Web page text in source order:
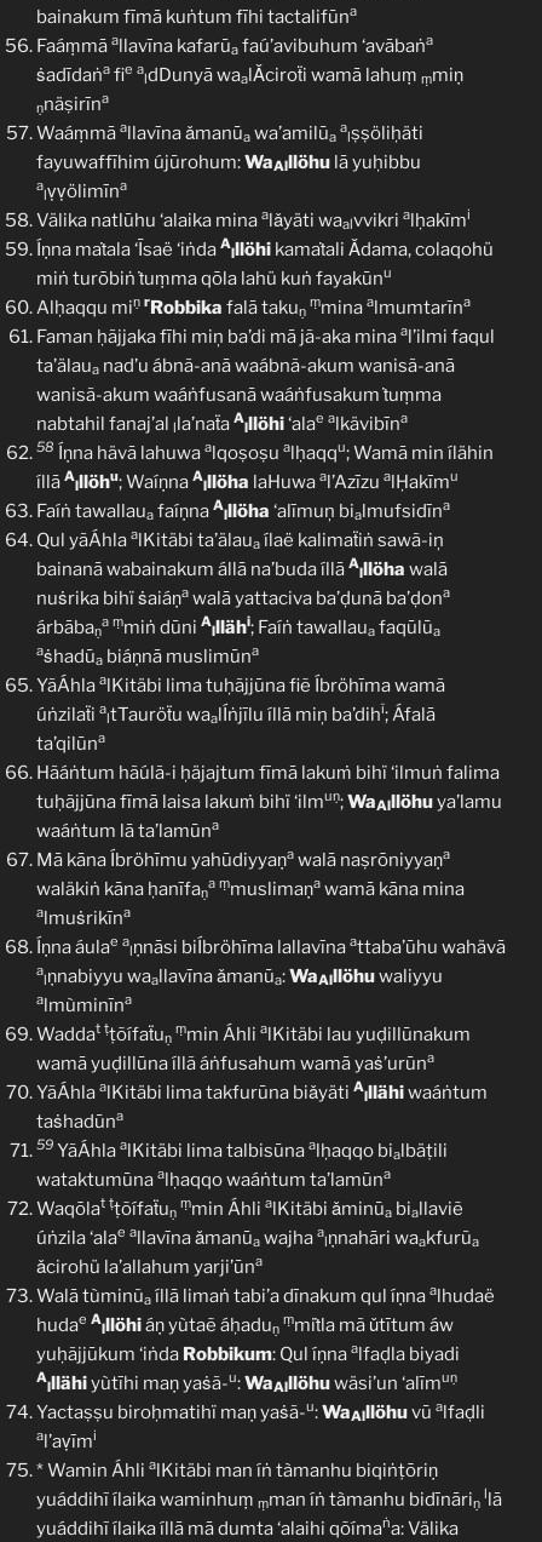
bainakum fīmā kuṅtum fīhi tactalifūna
Faáṃmā allavīna kafarūa faú’avibuhum ‘avābaṅa
ṡadīdaṅa fie a
ldDunyā waalǍciroẗi wamā lahuṃ ṃmiṇ
ṇnäṣirīna
Waáṃmā allavīna ǎmanūa wa’amilūa
a
lṣṣöliḥäti
fayuwaffīhim újūrohum:WaAlllöhu lā yuḥibbu
a
lṿṿölimīna
Välika natlūhu ‘alaika mina alǎyäti waalvvikri alḥakīmi
Íṇna maṫala ‘Īsaë ‘iṅda A
lllöhi kamaṫali Ǎdama, colaqohü
miṅ turōbiṅ ṫuṃma qōla lahü kuṅ fayakūnu
Alḥaqqu miṇ rRobbika falā takuṇ
ṃmina almumtarīna
Faman ḥãjjaka fīhi miņ ba’di mā jã-aka mina al’ilmi faqul
ta’älaua nad’u ábnã-anā waábnã-akum wanisã-anā
wanisã-akum waáṅfusanā waáṅfusakum ṫuṃma
nabtahil fanaj’al lla’naẗa A
lllöhi‘alae alkävibīna
58 Íṇna hävā lahuwa alqoṣoṣu alḥaqqu; Wamā min ílähin
íllā A
lllöhu; Waíṇna A
lllöha laHuwa al’Azīzu alḤakīmu
Faíṅ tawallaua faíṇna A
lllöha ‘alīmuņ bialmufsidīna
Qul yãÁhla alKitäbi ta’älaua ílaë kalimaẗiṅ sawã-iņ
bainanā wabainakum állā na’buda íllā A
lllöha walā
nuṡrika bihï ṡaiáṇa walā yattaciva ba’ḍunā ba’ḍona
árbābaṇ
a ṃmiṅ dūni A
lllähi; Faíṅ tawallaua faqūlūa
aṡhadūa biáṇnā muslimūna
YãÁhla alKitäbi lima tuḥãjjūna fiẽ Íbröhīma wamã
úṅzilaẗi a
ltTauröẗu waalÍṅjīlu íllā miņ ba’dihĩ; Áfalā
ta’qilūna
Hãáṅtum hãúlã-i ḥäjajtum fīmā lakuṁ bihï ‘ilmuṅ falima
tuḥãjjūna fīmā laisa lakuṁ bihï ‘ilmuṇ;WaAlllöhuya’lamu
waáṅtum lā ta’lamūna
Mā kāna Íbröhīmu yahūdiyyaṇa walā naṣrōniyyaṇa
waläkiṅ kāna ḥanīfaṇ
a ṃmuslimaṇa wamā kāna mina
almuṡrikīna
Íṇna áulae a
lṇnāsi biÍbröhīma lallavīna attaba’ūhu wahävā
a
lṇnabiyyu waallavīna ǎmanūa:WaAlllöhuwaliyyu
almùminīna
Waddat ṭṭõífaẗuṇ
ṃmin Áhli alKitäbi lau yuḍillūnakum
wamā yuḍillūna íllã áṅfusahum wamā yaṡ’urūna
YãÁhla alKitäbi lima takfurūna biǎyäti A
lllähiwaáṅtum
taṡhadūna
59 YãÁhla alKitäbi lima talbisūna alḥaqqo bialbäṭili
wataktumūna alḥaqqo waáṅtum ta’lamūna
Waqōlat ṭṭõífaẗuṇ
ṃmin Áhli alKitäbi ǎminūa biallaviẽ
úṅzila ‘alae allavīna ǎmanūa wajha a
lṇnahāri waakfurũa
ǎcirohü la’allahum yarji’ūna
Walā tùminũa íllā limaṅ tabi’a dīnakum qul íṇna alhudaë
hudae A
lllöhiáṇ yùtaẽ áḥaduṇ
ṃmiṫla mã ǔtītum áw
yuḥãjjūkum ‘iṅda Robbikum: Qul íṇna alfaḍla biyadi
A
lllähiyùtīhi maṇ yaṡã-u:WaAlllöhuwäsi’un ‘alīmuṇ
Yactaṣṣu biroḥmatihï maṇ yaṡã-u:WaAlllöhuvū alfaḍli
al’aṿīmi
* Wamin Áhli alKitäbi man íṅ tàmanhu biqiṅṭōriṇ
yuáddihĩ ílaika waminhuṃ ṃman íṅ tàmanhu bidīnāriṇ
llā
yuáddihĩ ílaika íllā mā dumta ‘alaihi qõímaṅa: Välika